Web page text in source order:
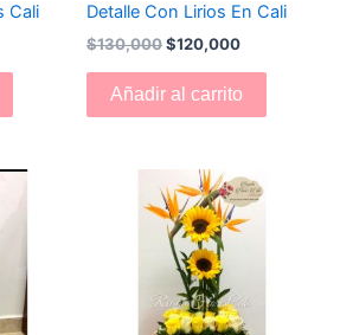
Cali Detalle Con Lirios En Cali
$130,000$120,000
Añadir al carrito